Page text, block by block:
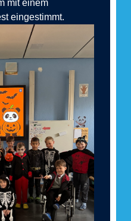
mit einem
eingestimmt.